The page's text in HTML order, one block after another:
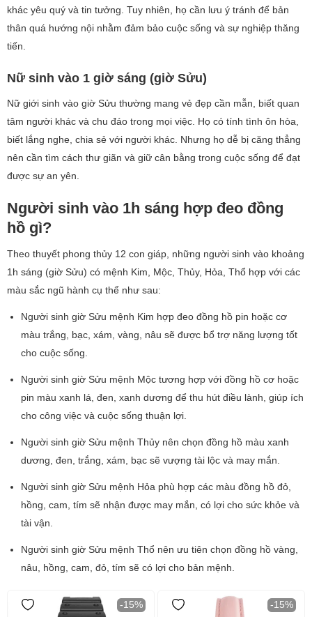
khác yêu quý và tin tưởng. Tuy nhiên, họ cần lưu ý tránh để bản
thân quá hướng nội nhằm đảm bảo cuộc sống và sự nghiệp thăng
tiến.
Nữ sinh vào 1 giờ sáng (giờ Sửu)
Nữ giới sinh vào giờ Sửu thường mang vẻ đẹp cần mẫn, biết quan
tâm người khác và chu đáo trong mọi việc. Họ có tính tình ôn hòa,
biết lắng nghe, chia sẻ với người khác. Nhưng họ dễ bị căng thẳng
nên cần tìm cách thư giãn và giữ cân bằng trong cuộc sống để đạt
được sự an yên.
Người sinh vào 1h sáng hợp đeo đồng
hồ gì?
Theo thuyết phong thủy 12 con giáp, những người sinh vào khoảng
1h sáng (giờ Sửu) có mệnh Kim, Mộc, Thủy, Hỏa, Thổ hợp với các
màu sắc ngũ hành cụ thể như sau:
Người sinh giờ Sửu mệnh Kim hợp đeo đồng hồ pin hoặc cơ
màu trắng, bạc, xám, vàng, nâu sẽ được bổ trợ năng lượng tốt
cho cuộc sống.
Người sinh giờ Sửu mệnh Mộc tương hợp với đồng hồ cơ hoặc
pin màu xanh lá, đen, xanh dương để thu hút điều lành, giúp ích
cho công việc và cuộc sống thuận lợi.
Người sinh giờ Sửu mệnh Thủy nên chọn đồng hồ màu xanh
dương, đen, trắng, xám, bạc sẽ vượng tài lộc và may mắn.
Người sinh giờ Sửu mệnh Hỏa phù hợp các màu đồng hồ đỏ,
hồng, cam, tím sẽ nhận được may mắn, có lợi cho sức khỏe và
tài vận.
Người sinh giờ Sửu mệnh Thổ nên ưu tiên chọn đồng hồ vàng,
nâu, hồng, cam, đỏ, tím sẽ có lợi cho bản mệnh.
-15% -15%